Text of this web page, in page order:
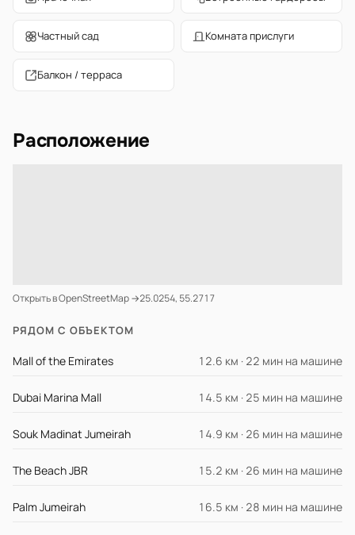
Частный сад Комната прислуги
Балкон / терраса
Расположение
Открыть в OpenStreetMap →25.0254, 55.2717
РЯДОМ С ОБЪЕКТОМ
Mall of the Emirates 12.6 км · 22 мин на машине
Dubai Marina Mall 14.5 км · 25 мин на машине
Souk Madinat Jumeirah 14.9 км · 26 мин на машине
The Beach JBR 15.2 км · 26 мин на машине
Palm Jumeirah 16.5 км · 28 мин на машине